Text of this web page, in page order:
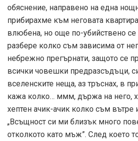
обяснение, направено на една
прибирахме към неговата
влюбена, но още по-убийствено се
разбере колко съм зависима от
небрежно прегърнати, защото се
всички човешки предразсъдъци,
вселенските неща, аз тръснах, в
кажа колко… ммм, държа на него,
хептен ачик-ачик колко съм вътре
„Всъщност си ми близък много
отколкото като мъж”. След което